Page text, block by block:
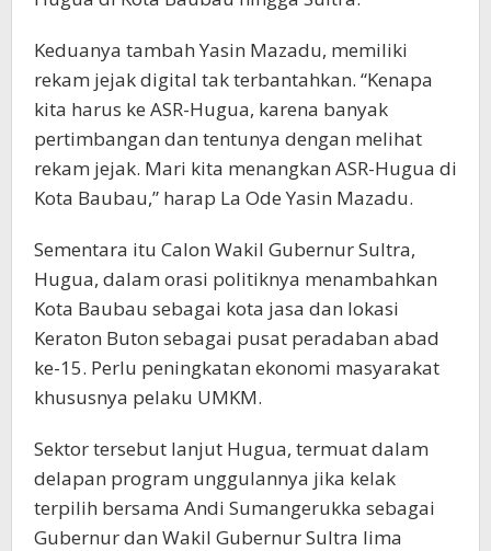
Keduanya tambah Yasin Mazadu, memiliki
rekam jejak digital tak terbantahkan. “Kenapa
kita harus ke ASR-Hugua, karena banyak
pertimbangan dan tentunya dengan melihat
rekam jejak. Mari kita menangkan ASR-Hugua di
Kota Baubau,” harap La Ode Yasin Mazadu.
Sementara itu Calon Wakil Gubernur Sultra,
Hugua, dalam orasi politiknya menambahkan
Kota Baubau sebagai kota jasa dan lokasi
Keraton Buton sebagai pusat peradaban abad
ke-15. Perlu peningkatan ekonomi masyarakat
khususnya pelaku UMKM.
Sektor tersebut lanjut Hugua, termuat dalam
delapan program unggulannya jika kelak
terpilih bersama Andi Sumangerukka sebagai
Gubernur dan Wakil Gubernur Sultra lima